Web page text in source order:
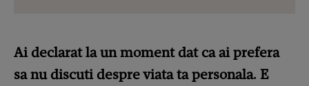
Ai declarat la un moment dat ca ai prefera
sa nu discuti despre viata ta personala. E